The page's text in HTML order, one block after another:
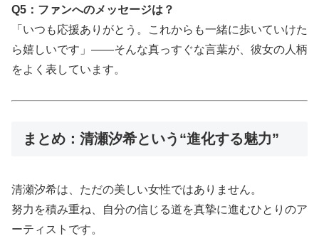
Q5：ファンへのメッセージは？
「いつも応援ありがとう。これからも一緒に歩いていけた
ら嬉しいです」――そんな真っすぐな言葉が、彼女の人柄
をよく表しています。
まとめ：清瀬汐希という“進化する魅力”
清瀬汐希は、ただの美しい女性ではありません。
努力を積み重ね、自分の信じる道を真摯に進むひとりのア
ーティストです。